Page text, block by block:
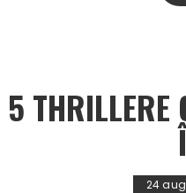
5 THRILLERE
24